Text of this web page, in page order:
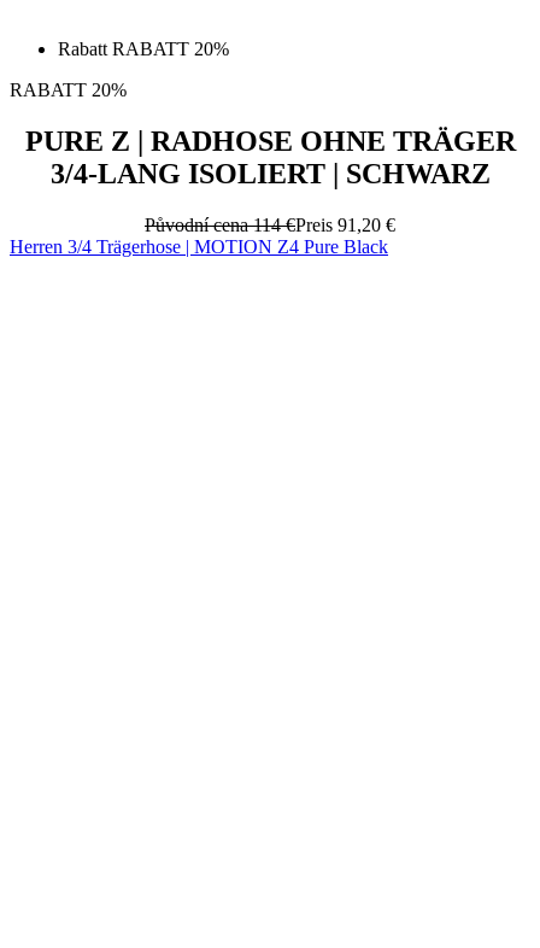
Rabatt RABATT 20%
RABATT 20%
PURE Z | RADHOSE OHNE TRÄGER
3/4-LANG ISOLIERT | SCHWARZ
Původní cena114 €Preis 91,20 €
Herren 3/4 Trägerhose | MOTION Z4 Pure Black